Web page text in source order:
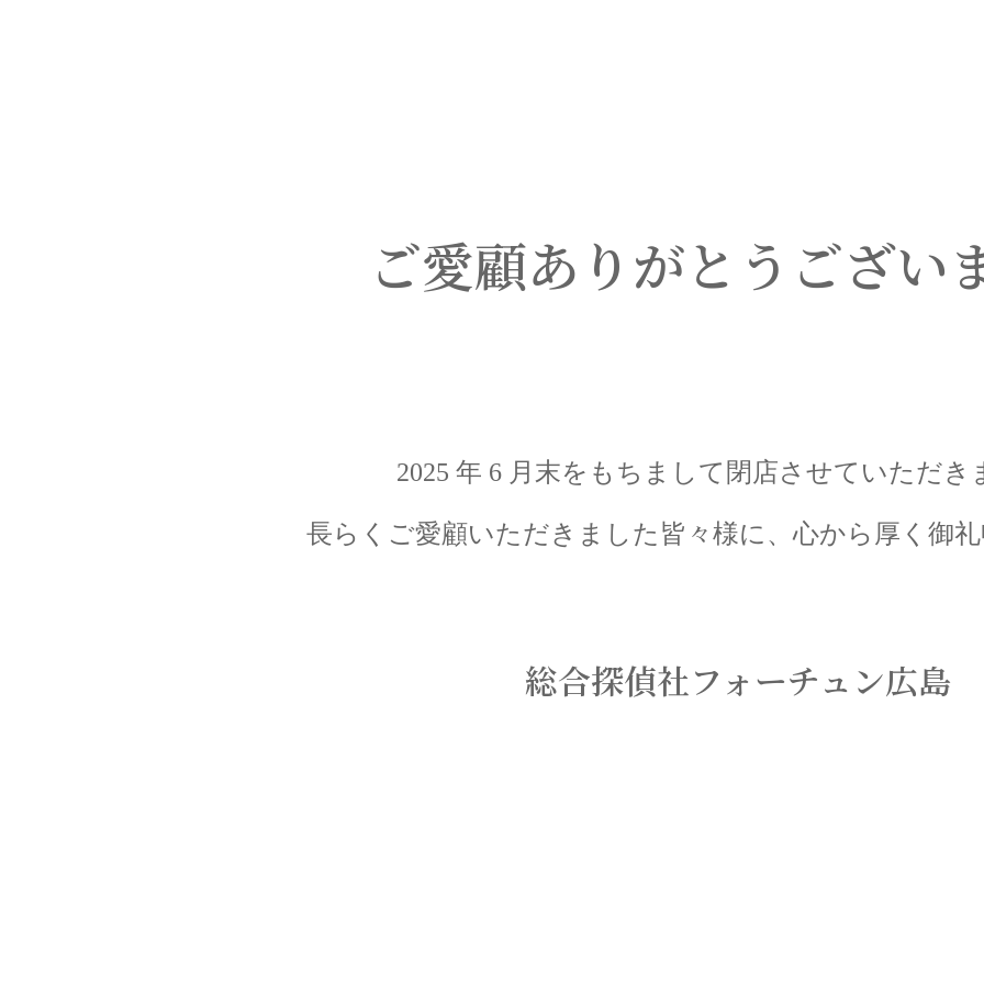
ご愛顧ありがとうござい
2025 年 6 月末をもちまして閉店させていただき
長らくご愛顧いただきました皆々様に、心から厚く御礼
総合探偵社フォーチュン広島